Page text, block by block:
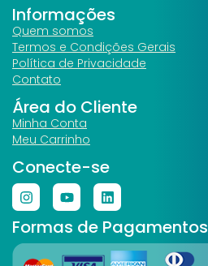
Informações
Quem somos
Termos e Condições Gerais
Política de Privacidade
Contato
Área do Cliente
Minha Conta
Meu Carrinho
Conecte-se
Formas de Pagamentos